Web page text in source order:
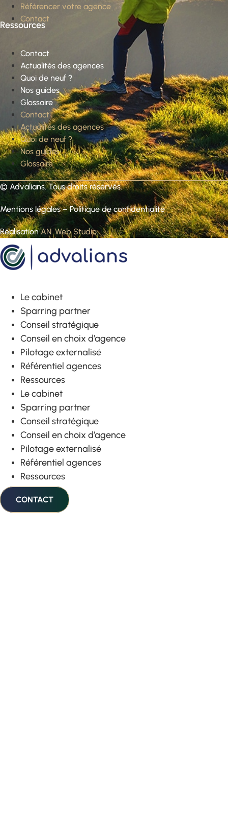
Référencer votre agence
Contact
Ressources
Contact
Actualités des agences
Quoi de neuf ?
Nos guides
Glossaire
Contact
Actualités des agences
Quoi de neuf ?
Nos guides
Glossaire
© Advalians. Tous droits réservés.
Mentions légales–Politique de confidentialité
RéalisationAN. Web Studio.
Le cabinet
Sparring partner
Conseil stratégique
Conseil en choix d’agence
Pilotage externalisé
Référentiel agences
Ressources
Le cabinet
Sparring partner
Conseil stratégique
Conseil en choix d’agence
Pilotage externalisé
Référentiel agences
Ressources
CONTACT